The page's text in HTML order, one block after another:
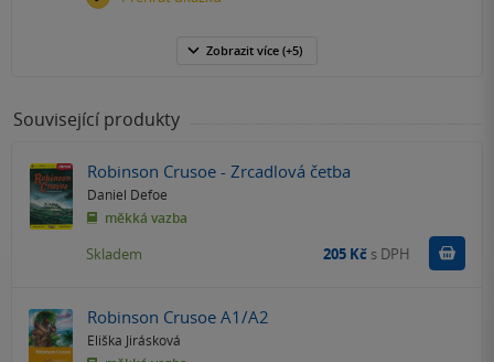
Zobrazit více (+5)
Související produkty
Robinson Crusoe - Zrcadlová četba
Daniel Defoe
měkká vazba
Skladem 205 Kč s DPH
Robinson Crusoe A1/A2
Eliška Jirásková